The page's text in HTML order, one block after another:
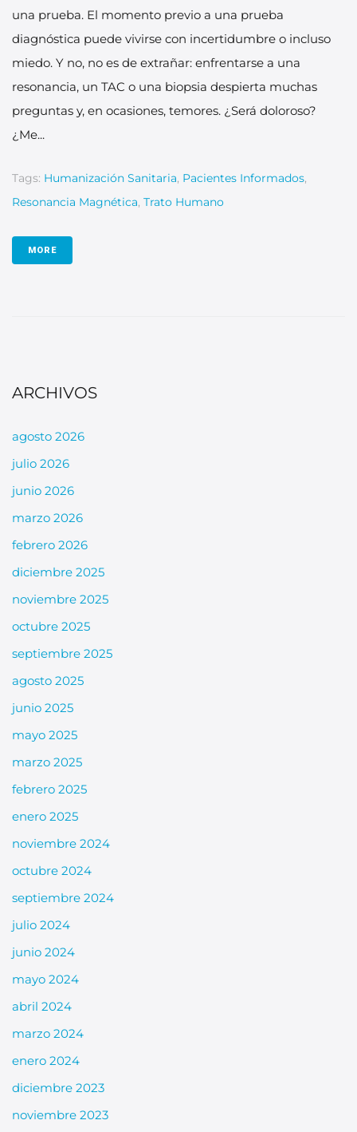
una prueba. El momento previo a una prueba
diagnóstica puede vivirse con incertidumbre o incluso
miedo. Y no, no es de extrañar: enfrentarse a una
resonancia, un TAC o una biopsia despierta muchas
preguntas y, en ocasiones, temores. ¿Será doloroso?
¿Me...
Tags: Humanización Sanitaria, Pacientes Informados,
Resonancia Magnética, Trato Humano
MORE
ARCHIVOS
agosto 2026
julio 2026
junio 2026
marzo 2026
febrero 2026
diciembre 2025
noviembre 2025
octubre 2025
septiembre 2025
agosto 2025
junio 2025
mayo 2025
marzo 2025
febrero 2025
enero 2025
noviembre 2024
octubre 2024
septiembre 2024
julio 2024
junio 2024
mayo 2024
abril 2024
marzo 2024
enero 2024
diciembre 2023
noviembre 2023